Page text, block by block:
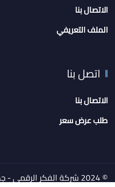
الاتصال بنا
الملف التعريفي
اتصل بنا
الاتصال بنا
طلب عرض سعر
© 2024 شركة الفكر